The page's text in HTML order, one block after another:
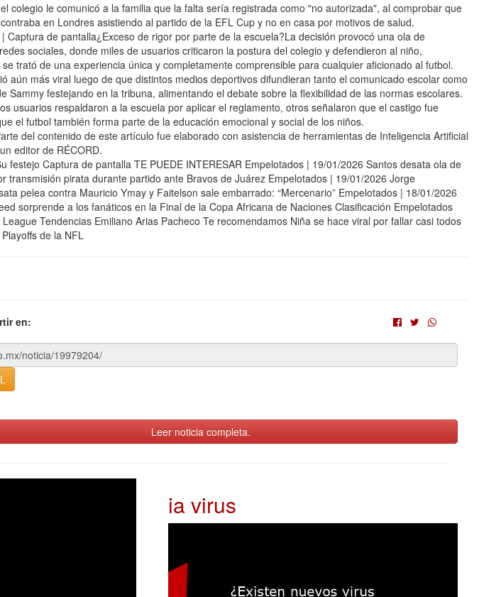
colegio le comunicó a la familia que la falta sería registrada como "no autorizada", al comprobar que
en Londres asistiendo al partido de la EFL Cup y no en casa por motivos de salud.
Captura de pantalla¿Exceso de rigor por parte de la escuela?La decisión provocó una ola de
sociales, donde miles de usuarios criticaron la postura del colegio y defendieron al niño,
trató de una experiencia única y completamente comprensible para cualquier aficionado al futbol.
aún más viral luego de que distintos medios deportivos difundieran tanto el comunicado escolar como
Sammy festejando en la tribuna, alimentando el debate sobre la flexibilidad de las normas escolares.
usuarios respaldaron a la escuela por aplicar el reglamento, otros señalaron que el castigo fue
el futbol también forma parte de la educación emocional y social de los niños.
del contenido de este artículo fue elaborado con asistencia de herramientas de Inteligencia Artificial
editor de RÉCORD.
festejo Captura de pantalla TE PUEDE INTERESAR Empelotados | 19/01/2026 Santos desata ola de
transmisión pirata durante partido ante Bravos de Juárez Empelotados | 19/01/2026 Jorge
pelea contra Mauricio Ymay y Faitelson sale embarrado: “Mercenario” Empelotados | 18/01/2026
sorprende a los fanáticos en la Final de la Copa Africana de Naciones Clasificación Empelotados
Tendencias Emiliano Arias Pacheco Te recomendamos Niña se hace viral por fallar casi todos
de la NFL
en:
Leer noticia completa.
ia virus